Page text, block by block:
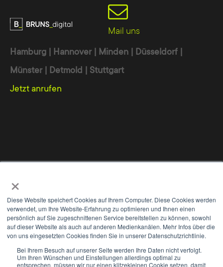
×
Diese Website speichert Cookies auf Ihrem Computer. Diese Cookies werden
verwendet, um Ihre Website-Erfahrung zu optimieren und Ihnen einen
persönlich auf Sie zugeschnittenen Service bereitstellen zu können, sowohl
auf dieser Website als auch auf anderen Medienkanälen. Mehr Infos über die
von uns eingesetzten Cookies finden Sie in unserer Datenschutzrichtlinie.
Bei Ihrem Besuch auf unserer Seite werden Ihre Daten nicht verfolgt.
Um Ihren Wünschen und Einstellungen allerdings optimal zu
entsprechen, müssen wir nur einen klitzekleinen Cookie setzen, damit
Hand für E-Commerce und Websites
Workshops zur Schulung Ihrer
TYPO3, SEO, Social Media-Management,
etc.)
erreichen.
Interdisziplinäres Expertenteam
Hamburg | Hannover | Minden | Düsseldorf |
Münster | Detmold | Stuttgart
Jetzt anrufen
Mail uns
Kontakt
Impressum Datenschutz AGB
Wir nutzen Cookies, um Ihnen die bestmögliche Nutzung unserer
verbessern. Wir berücksichtigen hierbei Ihre Präferenzen und
verarbeiten Daten für Marketing, Analytics und Personalisierung nur,
wenn Sie uns durch Klicken auf 'Zustimmen und weiter' Ihr
Einverständnis geben. Sie können Ihre Einwilligung jederzeit mit
Wirkung für die Zukunft widerrufen. Weitere Informationen zu den
Cookies und Anpassungsmöglichkeiten finden Sie unter dem Button